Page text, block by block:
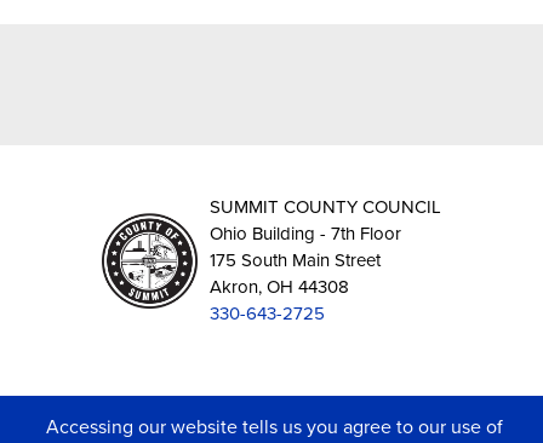
SUMMIT COUNTY COUNCIL
Ohio Building - 7th Floor
175 South Main Street
Akron, OH 44308
330-643-2725
used with certain web browsers. The site provides external links in which the information is
Accessing our website tells us you agree to our use of